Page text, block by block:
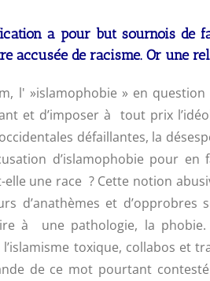
a pour but sournois de
accusée de racisme. Or une
l' »islamophobie » en
et d’imposer à tout prix
défaillantes, la
d’islamophobie pour
une race ? Cette notion
d’anathèmes et
à une pathologie, la
toxique, collabos et
de ce mot pourtant